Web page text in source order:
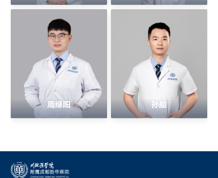
周绿阳 孙船